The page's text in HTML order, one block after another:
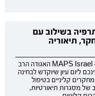
בשילוב עם
תיאוריה
מכון מפרשים לחקר והוראת הפסיכותרפיה ו- MAPS Israel האגודה הרב
ליום עיון שיוקדש לבחינה
קליניים בטיפול
של מסגרות תיאורטיות,